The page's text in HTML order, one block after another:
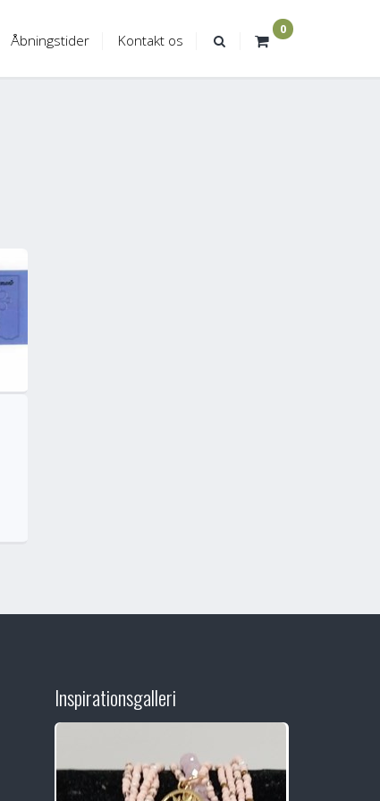
0
Åbningstider Kontakt os
Inspirationsgalleri